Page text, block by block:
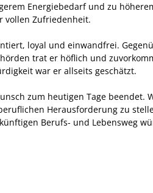
Energiebedarf und zu
vollen Zufriedenheit.
loyal und einwandfrei.
trat er höflich und
war er allseits geschätzt.
zum heutigen Tage beendet.
Herausforderung zu
Berufs- und Lebensweg